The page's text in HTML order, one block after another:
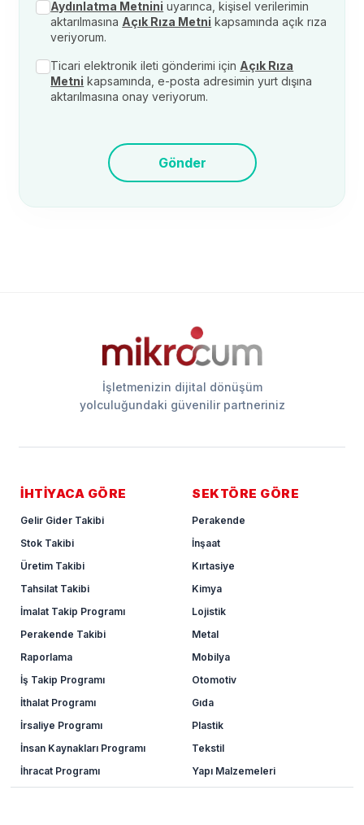
Aydınlatma Metnini uyarınca, kişisel verilerimin
aktarılmasına Açık Rıza Metni kapsamında açık rıza
veriyorum.
Ticari elektronik ileti gönderimi için Açık Rıza
Metni kapsamında, e-posta adresimin yurt dışına
aktarılmasına onay veriyorum.
Gönder
İşletmenizin dijital dönüşüm
yolculuğundaki güvenilir partneriniz
İHTİYACA GÖRE
Gelir Gider Takibi
Stok Takibi
Üretim Takibi
Tahsilat Takibi
İmalat Takip Programı
Perakende Takibi
Raporlama
İş Takip Programı
İthalat Programı
İrsaliye Programı
İnsan Kaynakları Programı
İhracat Programı
SEKTÖRE GÖRE
Perakende
İnşaat
Kırtasiye
Kimya
Lojistik
Metal
Mobilya
Otomotiv
Gıda
Plastik
Tekstil
Yapı Malzemeleri